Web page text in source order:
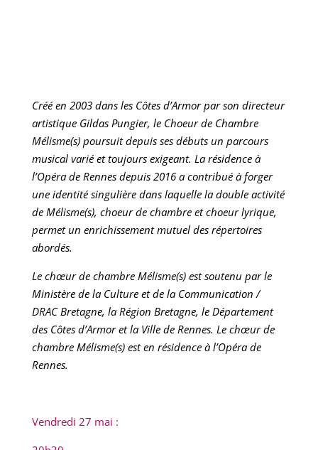
Créé en 2003 dans les Côtes d’Armor par son directeur
artistique Gildas Pungier, le Choeur de Chambre
Mélisme(s) poursuit depuis ses débuts un parcours
musical varié et toujours exigeant. La résidence à
l’Opéra de Rennes depuis 2016 a contribué à forger
une identité singulière dans laquelle la double activité
de Mélisme(s), choeur de chambre et choeur lyrique,
permet un enrichissement mutuel des répertoires
abordés.
Le chœur de chambre Mélisme(s) est soutenu par le
Ministère de la Culture et de la Communication /
DRAC Bretagne, la Région Bretagne, le Département
des Côtes d’Armor et la Ville de Rennes. Le chœur de
chambre Mélisme(s) est en résidence à l’Opéra de
Rennes.
Vendredi 27 mai :